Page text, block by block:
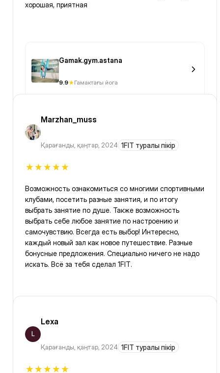
хорошая, приятная
Gamak.gym.astana
9.9 Гамактағы йога
Marzhan_muss
Қарағанды, қаңтар, 2024 1FIT туралы пікір
Возможность ознакомиться со многими спортивными
клубами, посетить разные занятия, и по итогу
выбрать занятие по душе. Также возможность
выбрать себе любое занятие по настроению и
самочувствию. Всегда есть выбор! Интересно,
каждый новый зал как новое путешествие. Разные
бонусные предложения. Специально ничего не надо
искать. Всё за тебя сделал 1FIT.
L
Lexa
Қарағанды, қаңтар, 2024 1FIT туралы пікір